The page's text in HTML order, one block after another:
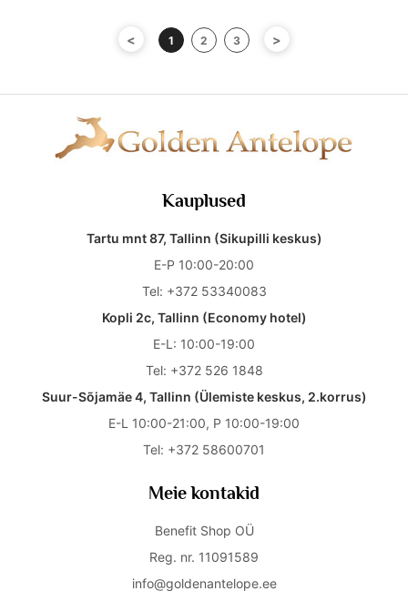
< 1 2 3 >
Kauplused
Tartu mnt 87, Tallinn (Sikupilli keskus)
E-P 10:00-20:00
Tel: +372 53340083
Kopli 2c, Tallinn (Economy hotel)
E-L: 10:00-19:00
Tel: +372 526 1848
Suur-Sõjamäe 4, Tallinn (Ülemiste keskus, 2.korrus)
E-L 10:00-21:00, P 10:00-19:00
Tel: +372 58600701
Meie kontakid
Benefit Shop OÜ
Reg. nr. 11091589
info@goldenantelope.ee